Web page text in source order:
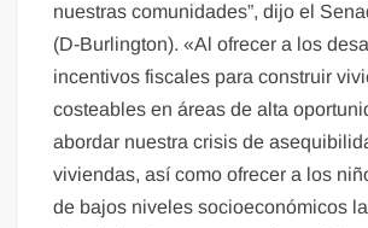
nuestras comunidades”, dijo el
(D-Burlington). «Al ofrecer a los
incentivos fiscales para construir
costeables en áreas de alta
abordar nuestra crisis de
viviendas, así como ofrecer a los
de bajos niveles socioeconómicos